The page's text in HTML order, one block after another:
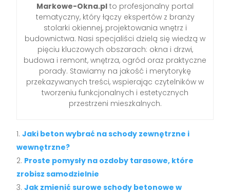
Markowe-Okna.pl to profesjonalny portal
tematyczny, który łączy ekspertów z branży
stolarki okiennej, projektowania wnętrz i
budownictwa. Nasi specjaliści dzielą się wiedzą w
pięciu kluczowych obszarach: okna i drzwi,
budowa i remont, wnętrza, ogród oraz praktyczne
porady. Stawiamy na jakość i merytorykę
przekazywanych treści, wspierając czytelników w
tworzeniu funkcjonalnych i estetycznych
przestrzeni mieszkalnych.
Jaki beton wybrać na schody zewnętrzne i
wewnętrzne?
Proste pomysły na ozdoby tarasowe, które
zrobisz samodzielnie
Jak zmienić surowe schody betonowe w